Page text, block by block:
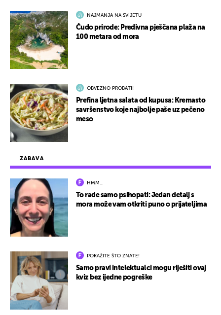
ZABAVA
HMM…
To rade samo psihopati: Jedan detalj s
mora može vam otkriti puno o prijateljima
POKAŽITE ŠTO ZNATE!
Samo pravi intelektualci mogu riješiti ovaj
kviz bez ijedne pogreške
NAJMANJA NA SVIJETU
Čudo prirode: Predivna pješčana plaža na
100 metara od mora
OBVEZNO PROBATI!
Prefina ljetna salata od kupusa: Kremasto
savršenstvo koje najbolje paše uz pečeno
meso